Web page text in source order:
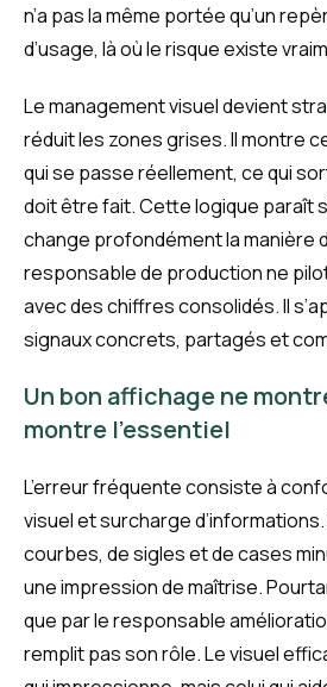
n’a pas la même portée qu’un
d’usage, là où le risque existe
Le management visuel devient
réduit les zones grises. Il montre
qui se passe réellement, ce qui
doit être fait. Cette logique paraît
change profondément la manière
responsable de production ne
avec des chiffres consolidés. Il
signaux concrets, partagés et
Un bon affichage ne
montre l’essentiel
L’erreur fréquente consiste à
visuel et surcharge
courbes, de sigles et de cases
une impression de maîtrise.
que par le responsable
remplit pas son rôle. Le visuel